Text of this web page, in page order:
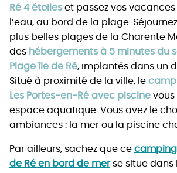
Ré 4 étoiles et passez vos
l’eau, au bord de la plage.
plus belles plages de la Charente
des hébergements à 5 minutes du
Plage île de Ré, implantés dans un
Situé à proximité de la ville, le
Les Portes-en-Ré avec piscine vous
espace aquatique. Vous avez le
ambiances : la mer ou la piscine
Par ailleurs, sachez que ce camping
de Ré en bord de merse situe dans